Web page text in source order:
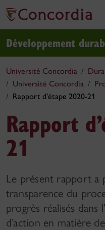
Développement
Université Concordia
Université Concordia
Rapport d’étape 2020-21
Rapport
21
Le présent rapport a
transparence du
progrès réalisés dans
d’action en matière